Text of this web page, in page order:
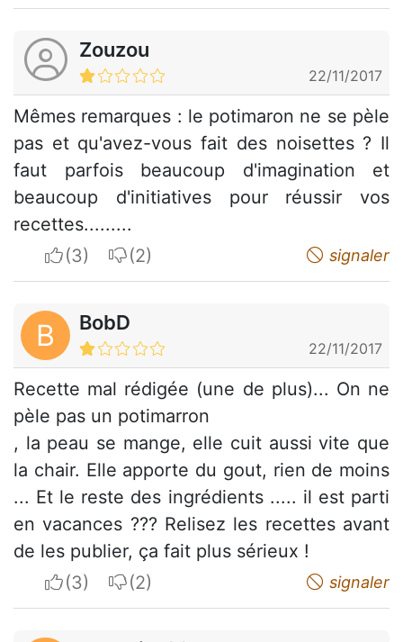
Zouzou
22/11/2017
Mêmes remarques : le potimaron ne se pèle
pas et qu'avez-vous fait des noisettes ? Il
faut parfois beaucoup d'imagination et
beaucoup d'initiatives pour réussir vos
recettes.........
I apreciateI do not appreciate signaler
B BobD
22/11/2017
Recette mal rédigée (une de plus)... On ne
pèle pas un potimarron
, la peau se mange, elle cuit aussi vite que
la chair. Elle apporte du gout, rien de moins
... Et le reste des ingrédients ..... il est parti
en vacances ??? Relisez les recettes avant
de les publier, ça fait plus sérieux !
I apreciateI do not appreciate signaler